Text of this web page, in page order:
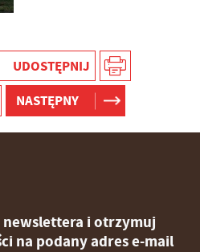
UDOSTĘPNIJ
NASTĘPNY
newslettera i otrzymuj
na podany adres e-mail